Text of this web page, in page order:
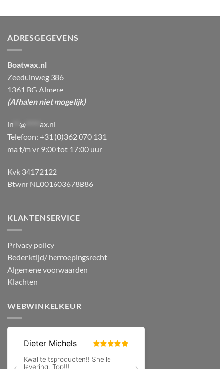
ADRESGEGEVENS
Boatwax.nl
Zeeduinweg 386
1361 BG Almere
(Afhalen niet mogelijk)
in @
ax.nl
Telefoon: +31 (0)362 070 131
ma t/m vr 9:00 tot 17:00 uur
Kvk 34172122
Btwnr NL001603678B86
KLANTENSERVICE
Privacy policy
Bedenktijd/ herroepingsrecht
Algemene voorwaarden
Klachten
WEBWINKELKEUR